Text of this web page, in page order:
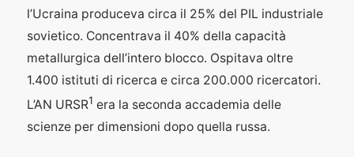
l’Ucraina produceva circa il 25% del PIL industriale
sovietico. Concentrava il 40% della capacità
metallurgica dell’intero blocco. Ospitava oltre
1.400 istituti di ricerca e circa 200.000 ricercatori.
L’AN URSR1 era la seconda accademia delle
scienze per dimensioni dopo quella russa.